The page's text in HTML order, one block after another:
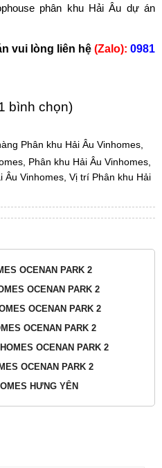
phân khu Hải Âu dự án
vui lòng liên hệ (Zalo): 0981
bình chọn)
Phân khu Hải Âu Vinhomes
Phân khu Hải Âu Vinhomes
Âu Vinhomes Vị trí Phân khu Hải
OCENAN PARK 2
OCENAN PARK 2
OCENAN PARK 2
OCENAN PARK 2
OCENAN PARK 2
OCENAN PARK 2
HƯNG YÊN